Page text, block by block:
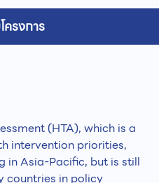
ครงการ
(HTA), which is a
intervention priorities,
in Asia-Pacific, but is still
countries in policy